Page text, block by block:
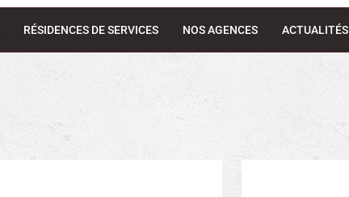
RÉSIDENCES DE SERVICES NOS AGENCES ACTUALITÉS